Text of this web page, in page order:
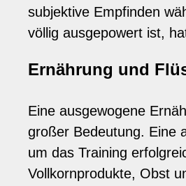
subjektive Empfinden
völlig ausgepowert ist,
Ernährung und
Eine ausgewogene
großer Bedeutung. Eine
um das Training
Vollkornprodukte, Obst